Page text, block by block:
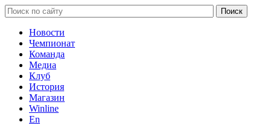
Новости
Чемпионат
Команда
Медиа
Клуб
История
Магазин
Winline
En